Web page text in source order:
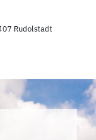
Rudolstadt